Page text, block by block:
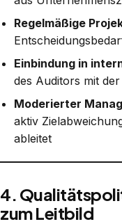
Regelmäßige
Einbindung in
des Auditors mit
Moderierter
aktiv
ableitet
4.
zum Leitbild